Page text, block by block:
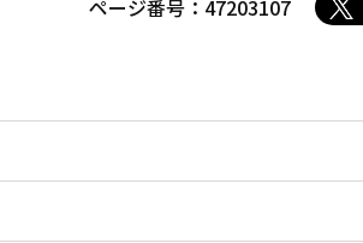
ページ番号：47203107